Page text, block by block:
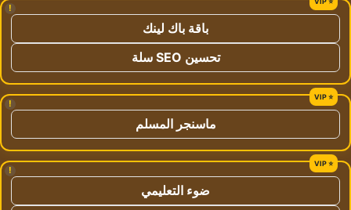
!
باقة باك لينك
تحسين SEO سلة
!
ماسنجر المسلم
!
ضوء التعليمي